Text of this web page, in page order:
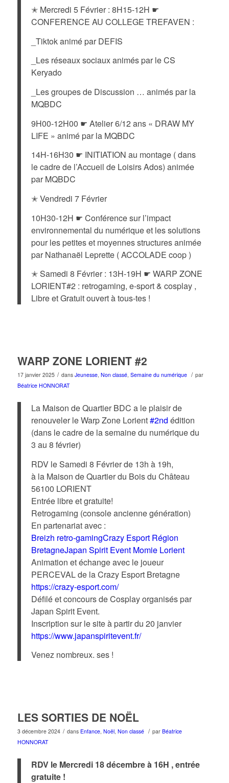
✭ Mercredi 5 Février : 8H15-12H ☛
CONFERENCE AU COLLEGE TREFAVEN :
_Tiktok animé par DEFIS
_Les réseaux sociaux animés par le CS
Keryado
_Les groupes de Discussion … animés par la
MQBDC
9H00-12H00 ☛ Atelier 6/12 ans « DRAW MY
LIFE » animé par la MQBDC
14H-16H30 ☛ INITIATION au montage ( dans
le cadre de l’Accueil de Loisirs Ados) animée
par MQBDC
✭ Vendredi 7 Février
10H30-12H ☛ Conférence sur l’impact
environnemental du numérique et les solutions
pour les petites et moyennes structures animée
par Nathanaël Leprette ( ACCOLADE coop )
✭ Samedi 8 Février : 13H-19H ☛ WARP ZONE
LORIENT#2 : retrogaming, e-sport & cosplay ,
Libre et Gratuit ouvert à tous-tes !
WARP ZONE LORIENT #2
17 janvier 2025 / dans Jeunesse, Non classé, Semaine du numérique / par
Béatrice HONNORAT
La Maison de Quartier BDC a le plaisir de
renouveler le Warp Zone Lorient#2nd édition
(dans le cadre de la semaine du numérique du
3 au 8 février)
RDV le Samedi 8 Février de 13h à 19h,
à la Maison de Quartier du Bois du Château
56100 LORIENT
Entrée libre et gratuite!
Retrogaming (console ancienne génération)
En partenariat avec :
Breizh retro-gamingCrazy Esport Région
BretagneJapan Spirit EventMomie Lorient
Animation et échange avec le joueur
PERCEVAL de la Crazy Esport Bretagne
https://crazy-esport.com/
Défilé et concours de Cosplay organisés par
Japan Spirit Event.
Inscription sur le site à partir du 20 janvier
https://www.japanspiritevent.fr/
Venez nombreux. ses !
LES SORTIES DE NOËL
3 décembre 2024 / dans Enfance, Noël, Non classé / par Béatrice
HONNORAT
RDV le Mercredi 18 décembre à 16H , entrée
gratuite !